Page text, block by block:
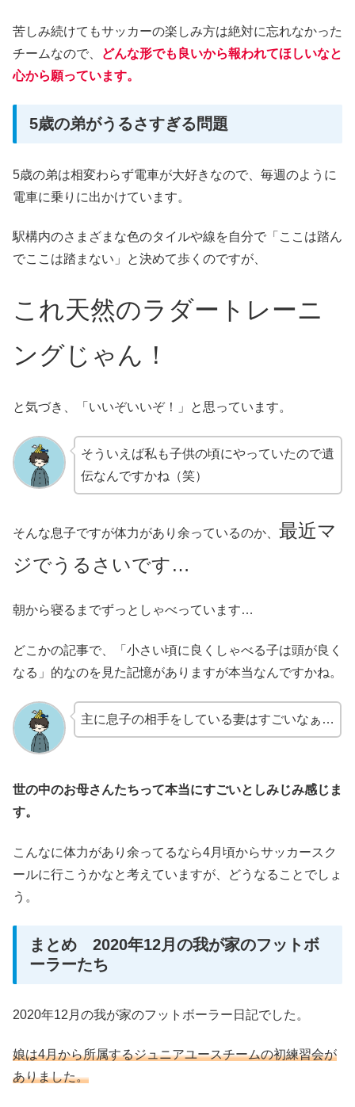
苦しみ続けてもサッカーの楽しみ方は絶対に忘れなかった
チームなので、
どんな形でも良いから報われてほしいなと
心から願っています。
5歳の弟がうるさすぎる問題
5歳の弟は相変わらず電車が大好きなので、毎週のように
電車に乗りに出かけています。
駅構内のさまざまな色のタイルや線を自分で「ここは踏ん
でここは踏まない」と決めて歩くのですが、
これ天然のラダートレーニ
ングじゃん！
と気づき、「いいぞいいぞ！」と思っています。
そういえば私も子供の頃にやっていたので遺
伝なんですかね（笑）
そんな息子ですが体力があり余っているのか、 最近マ
ジでうるさいです…
朝から寝るまでずっとしゃべっています…
どこかの記事で、「小さい頃に良くしゃべる子は頭が良く
なる」的なのを見た記憶がありますが本当なんですかね。
主に息子の相手をしている妻はすごいなぁ…
世の中のお母さんたちって本当にすごいとしみじみ感じま
す。
こんなに体力があり余ってるなら4月頃からサッカースク
ールに行こうかなと考えていますが、どうなることでしょ
う。
まとめ 2020年12月の我が家のフットボ
ーラーたち
2020年12月の我が家のフットボーラー日記でした。
娘は4月から所属するジュニアユースチームの初練習会が
ありました。